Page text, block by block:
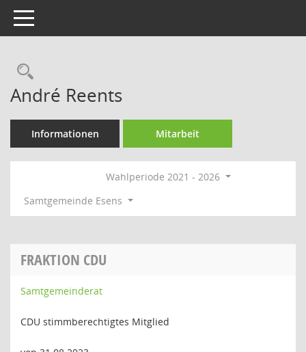
Toggle navigation
Rechercheauswahl
André Reents
Informationen Mitarbeit
Wahlperiode 2021 - 2026
Samtgemeinde Esens
FRAKTION CDU
Samtgemeinderat
CDU stimmberechtigtes Mitglied